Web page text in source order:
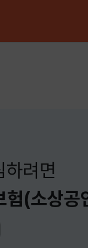
려면
험(소상공